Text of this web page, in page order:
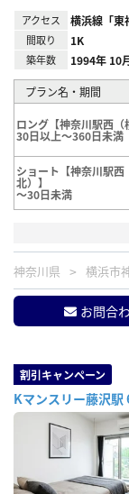
アクセス 横浜線「東
間取り 1K
築年数 1994年 10
プラン名・期間
ロング【神奈川駅西（
30日以上～360日未満
ショート【神奈川駅西
北）】
～30日未満
神奈川県 横浜市
お問合
割引キャンペーン
Kマンスリー藤沢